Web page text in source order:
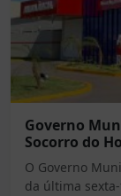
Governo
Socorro do
O Governo
da última